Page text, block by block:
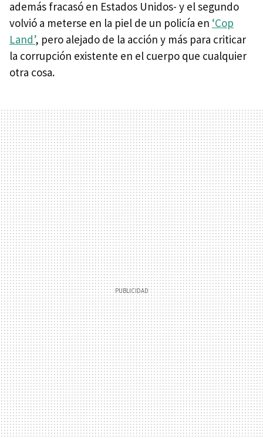
además fracasó en Estados Unidos- y el segundo
volvió a meterse en la piel de un policía en ‘Cop
Land’, pero alejado de la acción y más para criticar
la corrupción existente en el cuerpo que cualquier
otra cosa.